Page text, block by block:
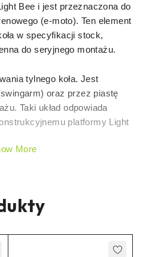
Bee i jest przeznaczona do
(e-moto). Ten element
w specyfikacji stock,
do seryjnego montażu.
tylnego koła. Jest
oraz przez piastę
Taki układ odpowiada
platformy Light
koła OEM
More